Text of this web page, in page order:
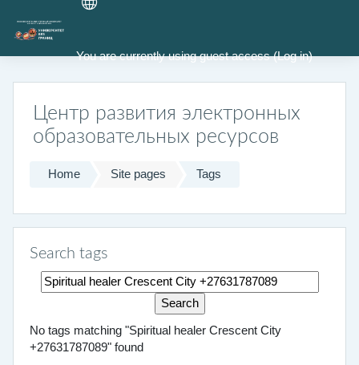
You are currently using guest access (Log in)
Skip to main content
Центр развития электронных
образовательных ресурсов
Home Site pages Tags
Search tags
Search tags
No tags matching "Spiritual healer Crescent City
+27631787089" found